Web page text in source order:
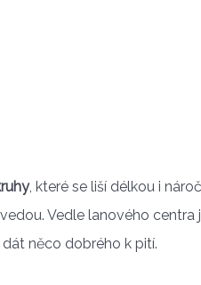
, které se liší délkou i
Vedle lanového
něco dobrého k pití.